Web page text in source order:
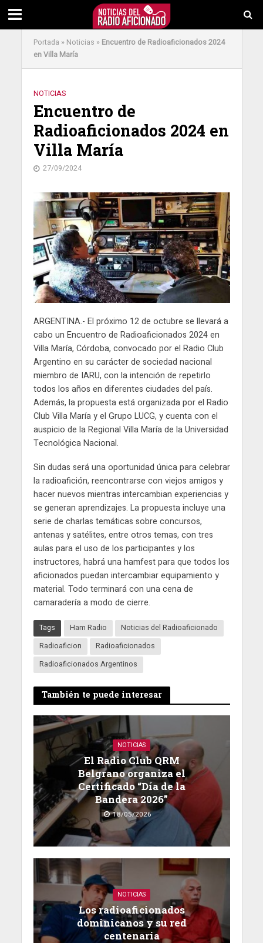
Portada » Noticias » Encuentro de Radioaficionados 2024
en Villa María
NOTICIAS
Encuentro de
Radioaficionados 2024 en
Villa María
27/09/2024
ARGENTINA.- El próximo 12 de octubre se llevará a
cabo un Encuentro de Radioaficionados 2024 en
Villa María, Córdoba, convocado por el Radio Club
Argentino en su carácter de sociedad nacional
miembro de IARU, con la intención de repetirlo
todos los años en diferentes ciudades del país.
Además, la propuesta está organizada por el Radio
Club Villa María y el Grupo LUCG, y cuenta con el
auspicio de la Regional Villa María de la Universidad
Tecnológica Nacional.
Sin dudas será una oportunidad única para celebrar
la radioafición, reencontrarse con viejos amigos y
hacer nuevos mientras intercambian experiencias y
se generan aprendizajes. La propuesta incluye una
serie de charlas temáticas sobre concursos,
antenas y satélites, entre otros temas, con tres
aulas para el uso de los participantes y los
instructores, habrá una hamfest para que todos los
aficionados puedan intercambiar equipamiento y
material. Todo terminará con una cena de
camaradería a modo de cierre.
Tags Ham Radio
Noticias del Radioaficionado
Radioaficion
Radioaficionados
Radioaficionados Argentinos
También te puede interesar
NOTICIAS
El Radio Club QRM
Belgrano organiza el
Certificado “Día de la
Bandera 2026”
18/05/2026
NOTICIAS
Los radioaficionados
dominicanos y su red
centenaria